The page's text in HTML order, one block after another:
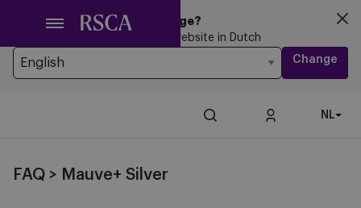
hoofdinhoud
Looking for another Language?
You’re currently browsing the website in Dutch
Change
NL
FAQ > Mauve+ Silver